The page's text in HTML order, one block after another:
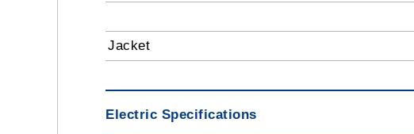
Jacket
Electric Specifications